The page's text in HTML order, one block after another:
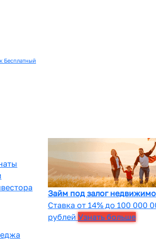
Бесплатный
Займ под залог
Ставка от 14% до 100 000
рублей Узнать больше